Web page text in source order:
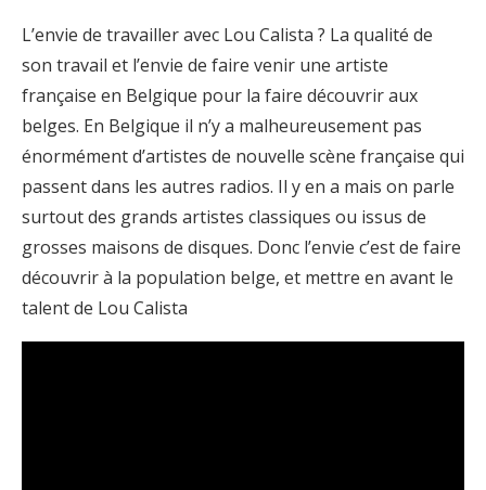
L’envie de travailler avec Lou Calista ? La qualité de
son travail et l’envie de faire venir une artiste
française en Belgique pour la faire découvrir aux
belges. En Belgique il n’y a malheureusement pas
énormément d’artistes de nouvelle scène française qui
passent dans les autres radios. Il y en a mais on parle
surtout des grands artistes classiques ou issus de
grosses maisons de disques. Donc l’envie c’est de faire
découvrir à la population belge, et mettre en avant le
talent de Lou Calista